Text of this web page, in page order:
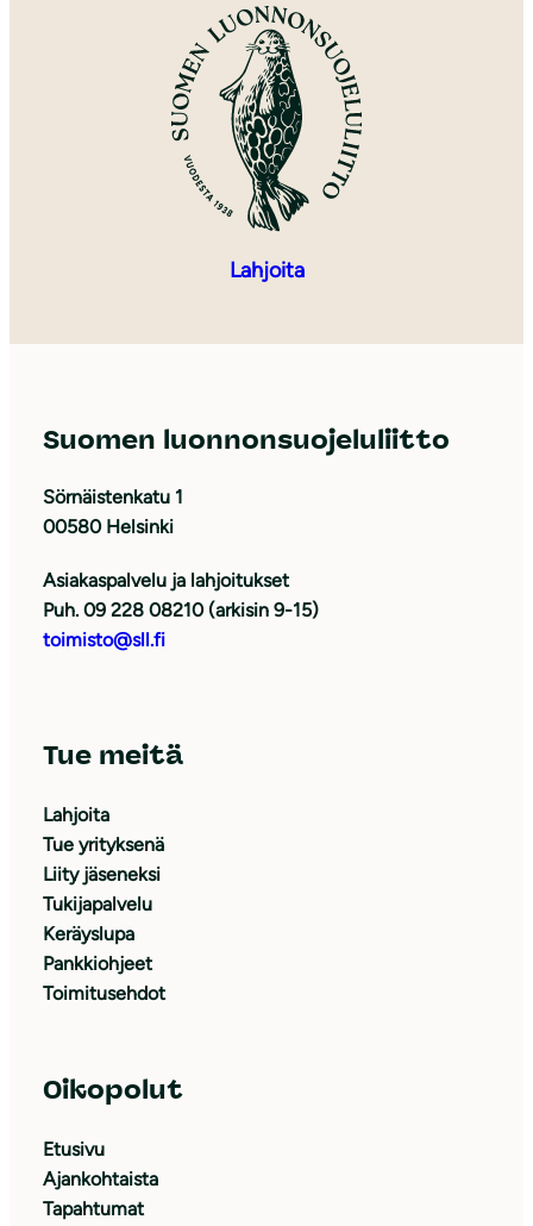
Lahjoita
Suomen luonnonsuojeluliitto
Sörnäistenkatu 1
00580 Helsinki
Asiakaspalvelu ja lahjoitukset
Puh. 09 228 08210 (arkisin 9-15)
toimisto@sll.fi
Tue meitä
Lahjoita
Tue yrityksenä
Liity jäseneksi
Tukijapalvelu
Keräyslupa
Pankkiohjeet
Toimitusehdot
Oikopolut
Etusivu
Ajankohtaista
Tapahtumat